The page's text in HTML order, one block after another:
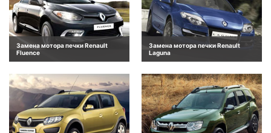
Замена мотора печки Renault
Fluence
Замена мотора печки Renault
Laguna